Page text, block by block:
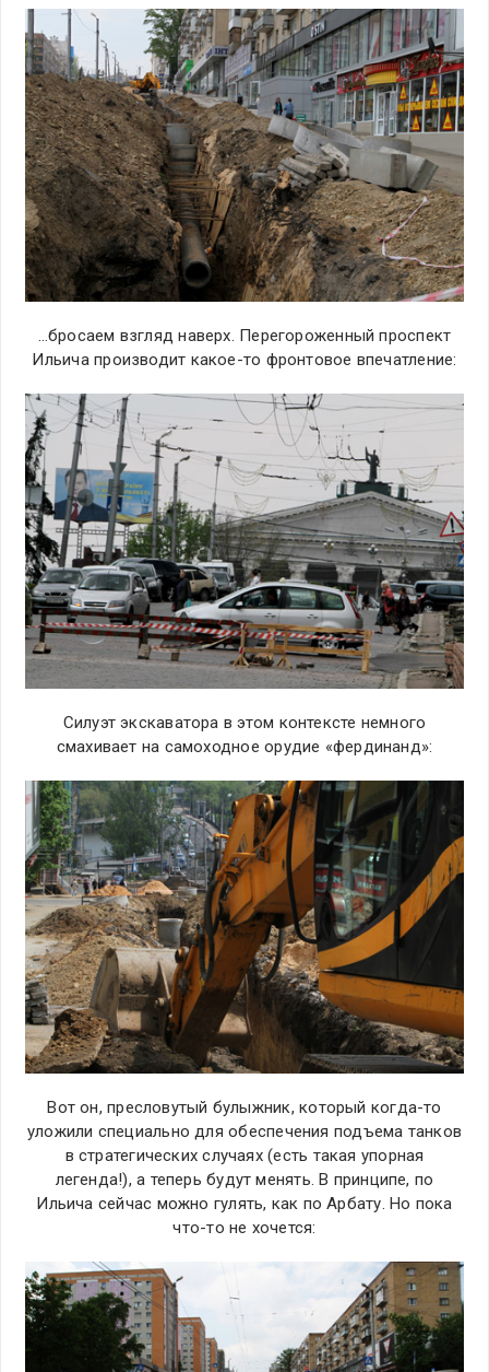
…бросаем взгляд наверх. Перегороженный проспект
Ильича производит какое-то фронтовое впечатление:
Силуэт экскаватора в этом контексте немного
смахивает на самоходное орудие «фердинанд»:
Вот он, пресловутый булыжник, который когда-то
уложили специально для обеспечения подъема танков
в стратегических случаях (есть такая упорная
легенда!), а теперь будут менять. В принципе, по
Ильича сейчас можно гулять, как по Арбату. Но пока
что-то не хочется: